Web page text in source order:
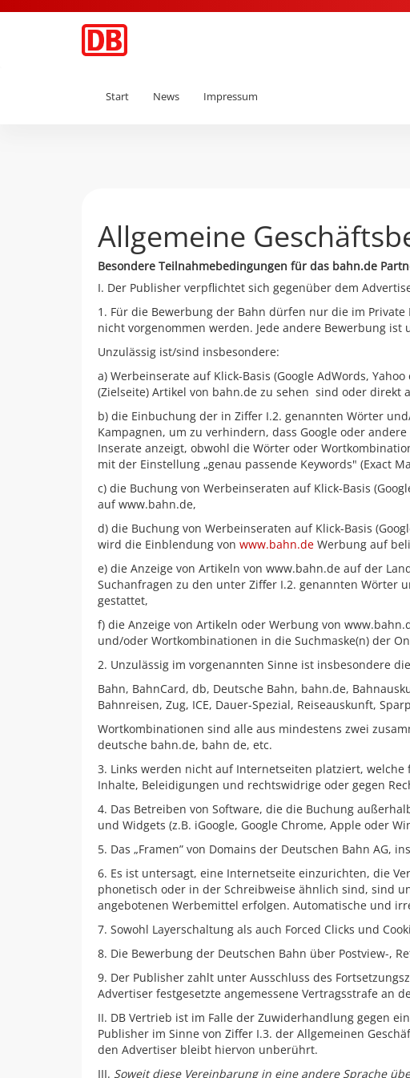
Start News Impressum
Allgemeine
Besondere Teilnahmebedingungen für das bahn.de
I. Der Publisher verpflichtet sich gegenüber dem
1. Für die Bewerbung der Bahn dürfen nur die im
nicht vorgenommen werden. Jede andere Bewerbung ist
Unzulässig ist/sind insbesondere:
a) Werbeinserate auf Klick-Basis (Google AdWords,
(Zielseite) Artikel von bahn.de zu sehen sind oder direkt
b) die Einbuchung der in Ziffer I.2. genannten Wörter
Kampagnen, um zu verhindern, dass Google oder
Inserate anzeigt, obwohl die Wörter oder
mit der Einstellung „genau passende Keywords" (Exact
c) die Buchung von Werbeinseraten auf Klick-Basis
auf www.bahn.de,
d) die Buchung von Werbeinseraten auf Klick-Basis
wird die Einblendung von www.bahn.de Werbung auf
e) die Anzeige von Artikeln von www.bahn.de auf der
Suchanfragen zu den unter Ziffer I.2. genannten
gestattet,
f) die Anzeige von Artikeln oder Werbung von
und/oder Wortkombinationen in die Suchmaske(n) der
2. Unzulässig im vorgenannten Sinne ist insbesondere
Bahn, BahnCard, db, Deutsche Bahn, bahn.de,
Bahnreisen, Zug, ICE, Dauer-Spezial, Reiseauskunft,
Wortkombinationen sind alle aus mindestens zwei
deutsche bahn.de, bahn de, etc.
3. Links werden nicht auf Internetseiten platziert,
Inhalte, Beleidigungen und rechtswidrige oder gegen
4. Das Betreiben von Software, die die Buchung
und Widgets (z.B. iGoogle, Google Chrome, Apple oder
5. Das „Framen” von Domains der Deutschen Bahn AG,
6. Es ist untersagt, eine Internetseite einzurichten, die
phonetisch oder in der Schreibweise ähnlich sind, sind
angebotenen Werbemittel erfolgen. Automatische und
7. Sowohl Layerschaltung als auch Forced Clicks und
8. Die Bewerbung der Deutschen Bahn über Postview-,
9. Der Publisher zahlt unter Ausschluss des
Advertiser festgesetzte angemessene Vertragsstrafe an
II. DB Vertrieb ist im Falle der Zuwiderhandlung gegen
Publisher im Sinne von Ziffer I.3. der Allgemeinen
den Advertiser bleibt hiervon unberührt.
III. Soweit diese Vereinbarung in eine andere Sprache